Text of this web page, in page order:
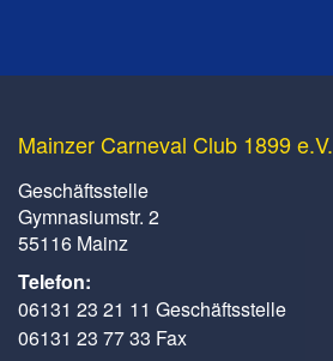
Mainzer Carneval Club 1899 e.V.
Geschäftsstelle
Gymnasiumstr. 2
55116 Mainz
Telefon:
06131 23 21 11 Geschäftsstelle
06131 23 77 33 Fax